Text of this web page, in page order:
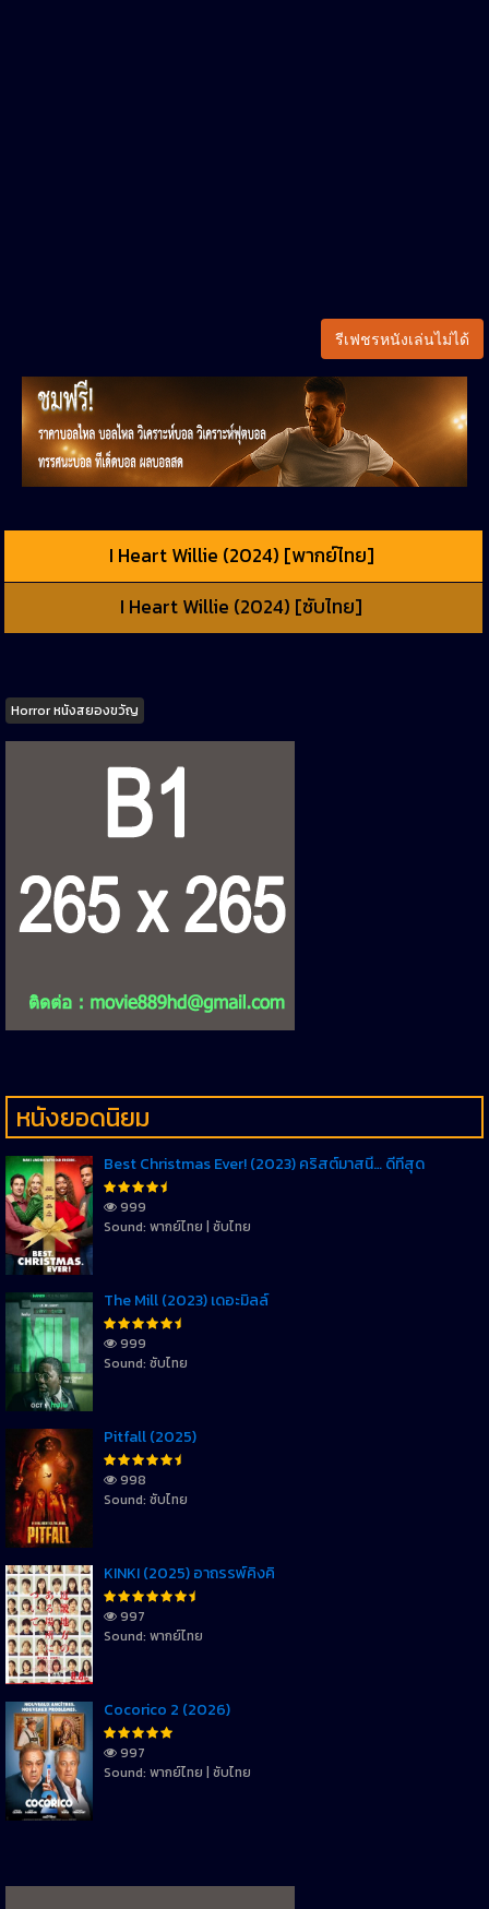
รีเฟชรหนังเล่นไม่ได้
I Heart Willie (2024) [พากย์ไทย]
I Heart Willie (2024) [ซับไทย]
Tags
Horror หนังสยองขวัญ
หนังยอดนิยม
Best Christmas Ever! (2023) คริสต์มาสนี้… ดีที่สุด
999
Sound: พากย์ไทย | ซับไทย
The Mill (2023) เดอะมิลล์
999
Sound: ซับไทย
Pitfall (2025)
998
Sound: ซับไทย
KINKI (2025) อาถรรพ์คิงคิ
997
Sound: พากย์ไทย
Cocorico 2 (2026)
997
Sound: พากย์ไทย | ซับไทย